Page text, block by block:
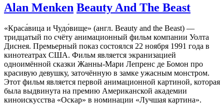
Alan Menken Beauty And The Beast
«Краса́вица и Чудо́вище» (англ. Beauty and the Beast) —
тридцатый по счёту анимационный фильм компании Уолта
Диснея. Премьерный показ состоялся 22 ноября 1991 года в
кинотеатрах США. Фильм является экранизацией
одноимённой сказки Жанны-Мари Лепренс де Бомон про
красивую девушку, заточённую в замке ужасным монстром.
Этот фильм является первой анимационной картиной, которая
была выдвинута на премию Американской академии
киноискусства «Оскар» в номинации «Лучшая картина».